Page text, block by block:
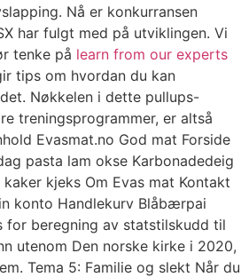
Nå er konkurransen
har fulgt med på utviklingen. Vi
tenke på learn from our experts
tips om hvordan du kan
Nøkkelen i dette pullups-
treningsprogrammer, er altså
Evasmat.no God mat Forside
pasta lam okse Karbonadedeig
kjeks Om Evas mat Kontakt
konto Handlekurv Blåbærpai
for beregning av statstilskudd til
utenom Den norske kirke i 2020,
Tema 5: Familie og slekt Når du